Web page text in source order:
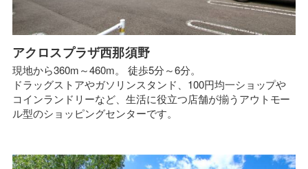
アクロスプラザ西那須野
現地から360m～460m。 徒歩5分～6分。
ドラッグストアやガソリンスタンド、100円均一ショップや
コインランドリーなど、生活に役立つ店舗が揃うアウトモー
ル型のショッピングセンターです。